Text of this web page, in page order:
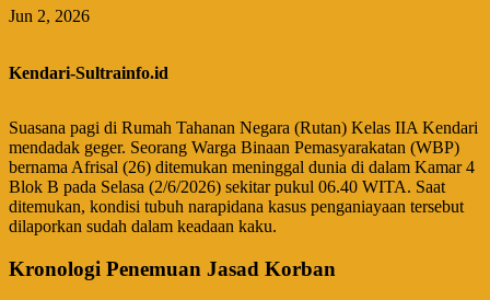
Jun 2, 2026
Kendari-Sultrainfo.id
Suasana pagi di Rumah Tahanan Negara (Rutan) Kelas IIA Kendari
mendadak geger. Seorang Warga Binaan Pemasyarakatan (WBP)
bernama Afrisal (26) ditemukan meninggal dunia di dalam Kamar 4
Blok B pada Selasa (2/6/2026) sekitar pukul 06.40 WITA. Saat
ditemukan, kondisi tubuh narapidana kasus penganiayaan tersebut
dilaporkan sudah dalam keadaan kaku.
​Kronologi Penemuan Jasad Korban